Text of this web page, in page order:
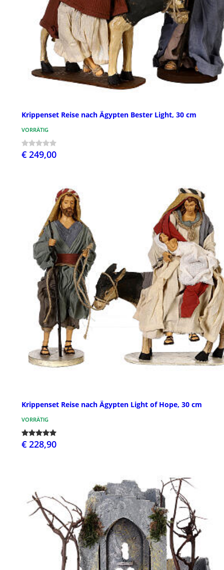
Krippenset Reise nach Ägypten Bester Light, 30 cm
VORRÄTIG
€ 249,00
Krippenset Reise nach Ägypten Light of Hope, 30 cm
VORRÄTIG
€ 228,90